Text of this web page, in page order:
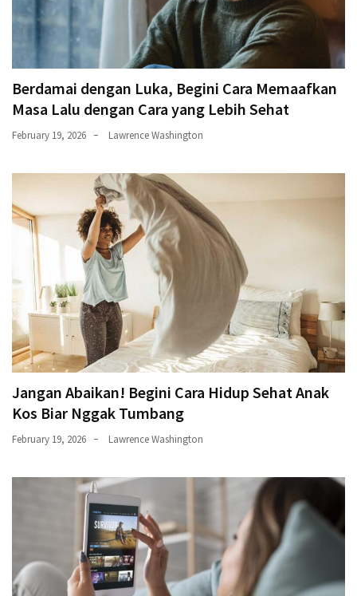
Berdamai dengan Luka, Begini Cara Memaafkan
Masa Lalu dengan Cara yang Lebih Sehat
February 19, 2026 Lawrence Washington
Jangan Abaikan! Begini Cara Hidup Sehat Anak
Kos Biar Nggak Tumbang
February 19, 2026 Lawrence Washington